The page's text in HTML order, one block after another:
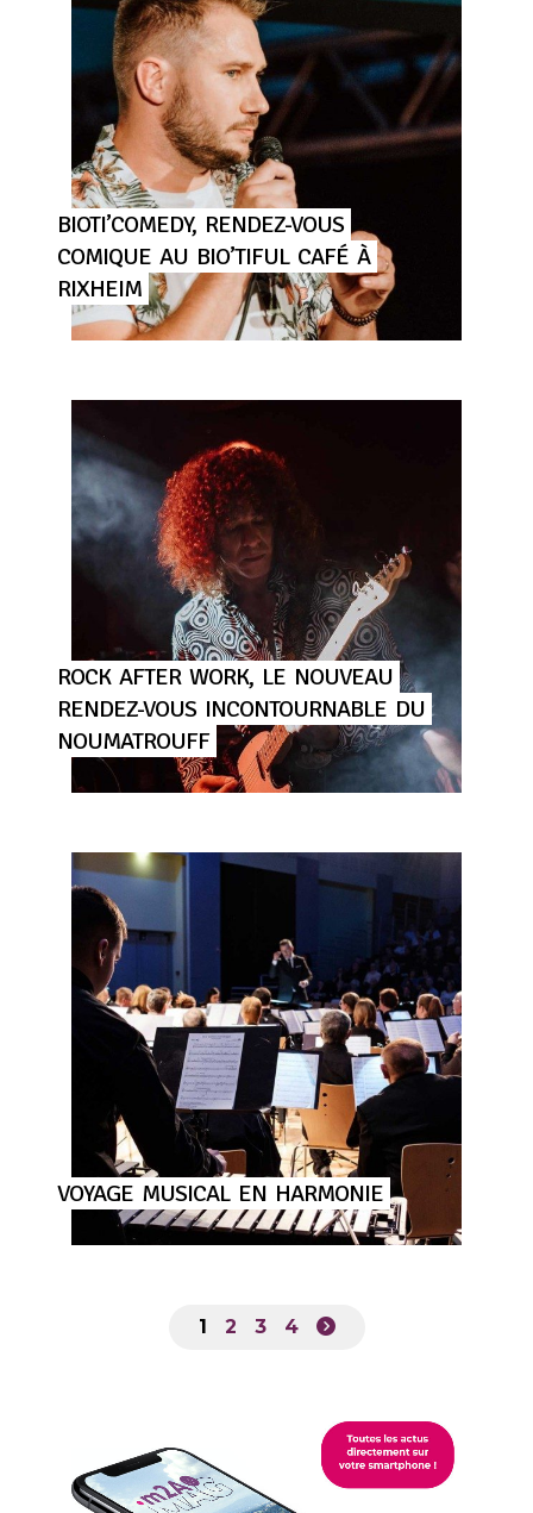
BIOTI’COMEDY, RENDEZ-VOUS
COMIQUE AU BIO’TIFUL CAFÉ À
RIXHEIM
ROCK AFTER WORK, LE NOUVEAU
RENDEZ-VOUS INCONTOURNABLE DU
NOUMATROUFF
VOYAGE MUSICAL EN HARMONIE
1 2 3 4